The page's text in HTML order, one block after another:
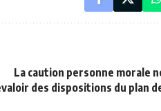
La caution personne morale
des dispositions du plan